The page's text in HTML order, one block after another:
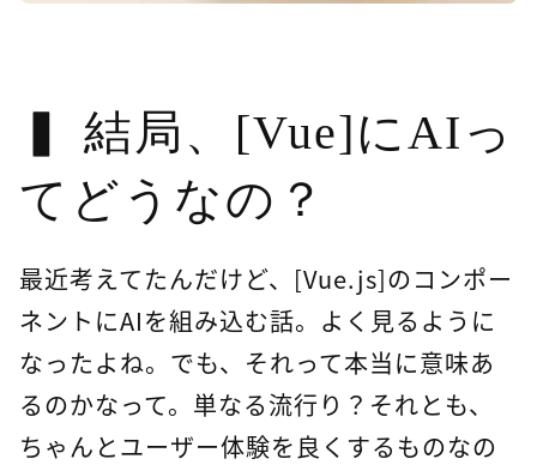
結局、[Vue]にAIっ
てどうなの？
最近考えてたんだけど、[Vue.js]のコンポー
ネントにAIを組み込む話。よく見るように
なったよね。でも、それって本当に意味あ
るのかなって。単なる流行り？それとも、
ちゃんとユーザー体験を良くするものなの